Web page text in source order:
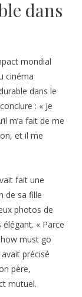
dans
mondial
cinéma
dans le
: « Je
m’a fait de me
et il me
fait une
de sa fille
photos de
« Parce
must go
précisé
père,
mutuel.